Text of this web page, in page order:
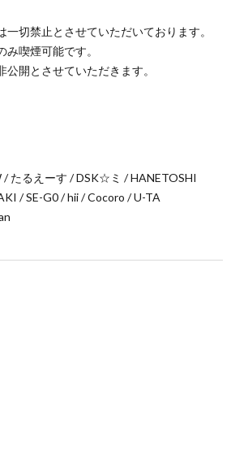
切禁止とさせていただいております。
喫煙可能です。
開とさせていただきます。
/ たるえーす / DSK☆ミ / HANETOSHI
/ SE-G0 / hii / Cocoro / U-TA